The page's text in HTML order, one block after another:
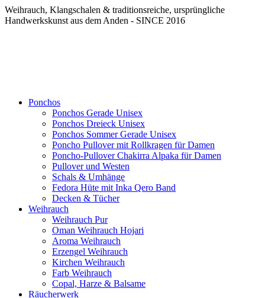
Weihrauch, Klangschalen & traditionsreiche, ursprüngliche
Handwerkskunst aus dem Anden - SINCE 2016
Ponchos
Ponchos Gerade Unisex
Ponchos Dreieck Unisex
Ponchos Sommer Gerade Unisex
Poncho Pullover mit Rollkragen für Damen
Poncho-Pullover Chakirra Alpaka für Damen
Pullover und Westen
Schals & Umhänge
Fedora Hüte mit Inka Qero Band
Decken & Tücher
Weihrauch
Weihrauch Pur
Oman Weihrauch Hojari
Aroma Weihrauch
Erzengel Weihrauch
Kirchen Weihrauch
Farb Weihrauch
Copal, Harze & Balsame
Räucherwerk